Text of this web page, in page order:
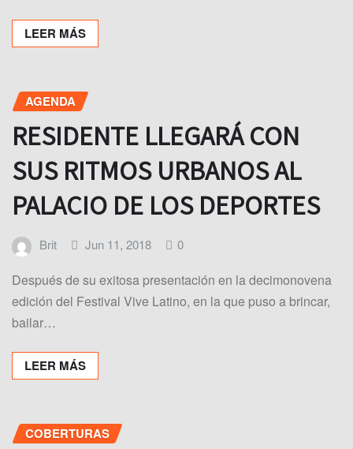
LEER MÁS
AGENDA
RESIDENTE LLEGARÁ CON
SUS RITMOS URBANOS AL
PALACIO DE LOS DEPORTES
Brit Jun 11, 2018 0
Después de su exitosa presentación en la decimonovena
edición del Festival Vive Latino, en la que puso a brincar,
bailar…
LEER MÁS
COBERTURAS